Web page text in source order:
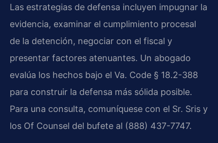
Las estrategias de defensa incluyen impugnar la
evidencia, examinar el cumplimiento procesal
de la detención, negociar con el fiscal y
presentar factores atenuantes. Un abogado
evalúa los hechos bajo el Va. Code § 18.2-388
para construir la defensa más sólida posible.
Para una consulta, comuníquese con el Sr. Sris y
los Of Counsel del bufete al (888) 437-7747.